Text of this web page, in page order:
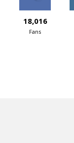
18,016
Fans